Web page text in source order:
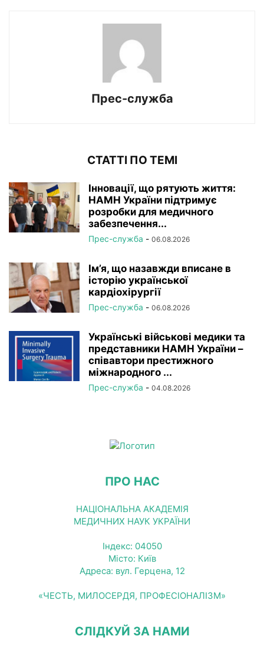
Прес-служба
СТАТТІ ПО ТЕМІ
Інновації, що рятують життя:
НАМН України підтримує
розробки для медичного
забезпечення...
Прес-служба - 06.08.2026
Ім’я, що назавжди вписане в
історію української
кардіохірургії
Прес-служба - 06.08.2026
Українські військові медики та
представники НАМН України –
співавтори престижного
міжнародного ...
Прес-служба - 04.08.2026
ПРО НАС
НАЦІОНАЛЬНА АКАДЕМІЯ
МЕДИЧНИХ НАУК УКРАЇНИ
Індекс: 04050
Місто: Київ
Адреса: вул. Герцена, 12
«ЧЕСТЬ, МИЛОСЕРДЯ, ПРОФЕСІОНАЛІЗМ»
СЛІДКУЙ ЗА НАМИ